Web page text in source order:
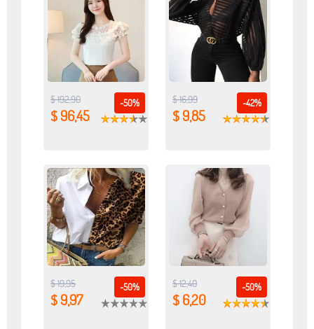
-50%
$ 192,90
$ 96,45
-42%
$ 16,99
$ 9,85
-50%
$ 19,95
$ 9,97
-50%
$ 12,40
$ 6,20